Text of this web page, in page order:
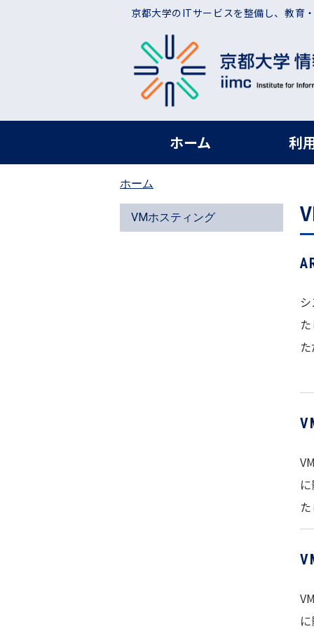
京都大学のITサービスを整備し、教育
ヘッダー グローバ
ホーム 利
ホーム
VMホスティング